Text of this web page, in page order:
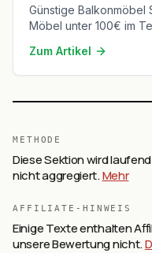
Günstige Balkonmöbel
Möbel unter 100€ im
Zum Artikel
METHODE
Diese Sektion wird
nicht aggregiert.Mehr
AFFILIATE-HINWEIS
Einige Texte enthalten
unsere Bewertung nicht.